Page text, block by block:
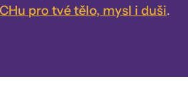
pro tvé tělo, mysl i duši.